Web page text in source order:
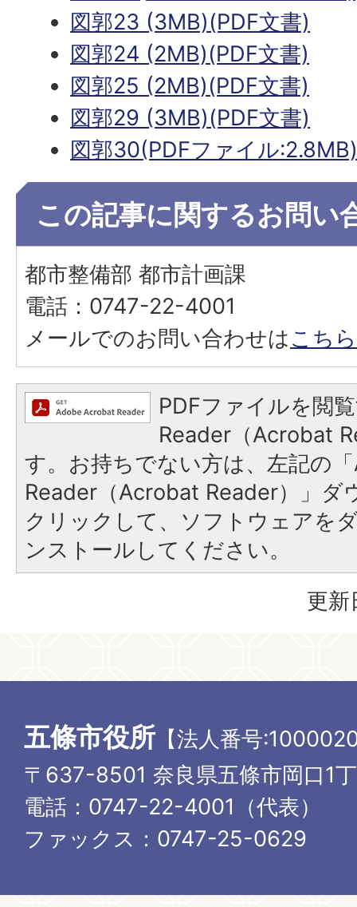
図郭23 (3MB)(PDF文書)
図郭24 (2MB)(PDF文書)
図郭25 (2MB)(PDF文書)
図郭29 (3MB)(PDF文書)
図郭30(PDFファイル
この記事に関するお問い
都市整備部 都市計画課
電話：0747-22-4001
メールでのお問い合わせはこちら
PDFファイルを閲
Reader（Acrobat
す。お持ちでない方は、左記の
Reader（Acrobat Reader）」ダ
クリックして、ソフトウェアを
ンストールしてください。
更新
五條市役所 【法人番号
〒637-8501 奈良県五條市岡口1
電話：0747-22-4001（代表）
ファックス：0747-25-0629